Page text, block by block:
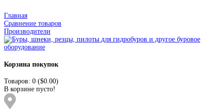
Главная
Сравнение товаров
Производители
Корзина покупок
Товаров: 0 ($0.00)
В корзине пусто!